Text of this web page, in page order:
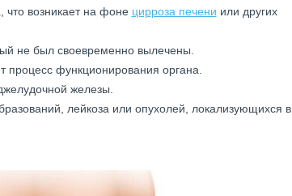
возникает на фоне цирроза печени или других
не был своевременно вылечены.
процесс функционирования органа.
железы.
лейкоза или опухолей, локализующихся в